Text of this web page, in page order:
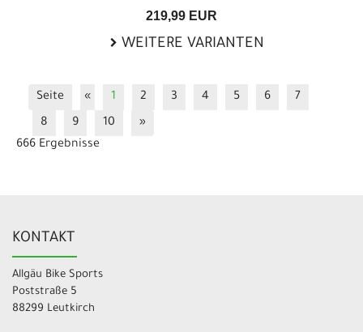
219,99 EUR
WEITERE VARIANTEN
Seite « 1 2 3 4 5 6
7
8
9 10
»
666 Ergebnisse
KONTAKT
Allgäu Bike Sports
Poststraße 5
88299 Leutkirch